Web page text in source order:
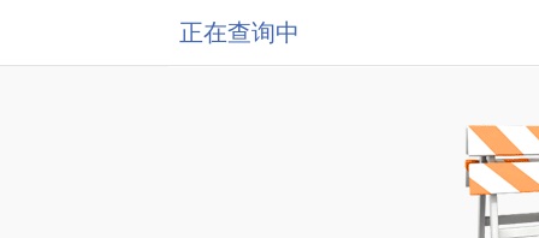
正在查询中